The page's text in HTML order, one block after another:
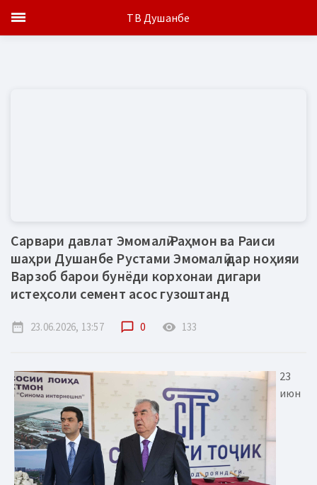
Сарвари давлат Эмомалӣ Раҳмон ва Раиси
шаҳри Душанбе Рустами Эмомалӣ дар ноҳияи
Варзоб барои бунёди корхонаи дигари
истеҳсоли семент асос гузоштанд
date_range 23.06.2026, 13:57 chat_bubble_outline 0 remove_red_eye 133
23
июн
ТВ Душанбе